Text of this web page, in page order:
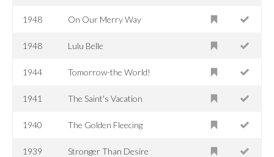
1948 On Our Merry Way
1948 Lulu Belle
1944 Tomorrow-the World!
1941 The Saint's Vacation
1940 The Golden Fleecing
1939 Stronger Than Desire